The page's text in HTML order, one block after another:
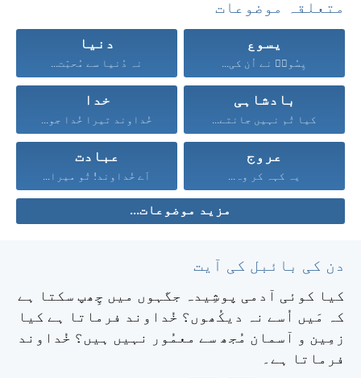
متعلقہ موضوعات
یسوع
یِسُوعؔ نے اُن کی...
دنیا
نہ دُنیا سے مُحبّت...
بادشاہی
کیا تُم نہیں جانتے...
خدا
خُداوند تیرا خُدا جو...
عروج
یہ کہہ کر وہ...
عبادت
اَے خُداوند! تُو میرا...
مزید موضوعات...
دن کی بائبل کی آیت
کیا کوئی آدمی پوشِیدہ جگہوں میں چِھپ سکتا ہے
کہ مَیں اُسے نہ دیکُھوں؟ خُداوند فرماتا ہے کیا
زمِین و آسمان مُجھ سے معمُور نہیں ہیں؟ خُداوند
فرماتا ہے۔